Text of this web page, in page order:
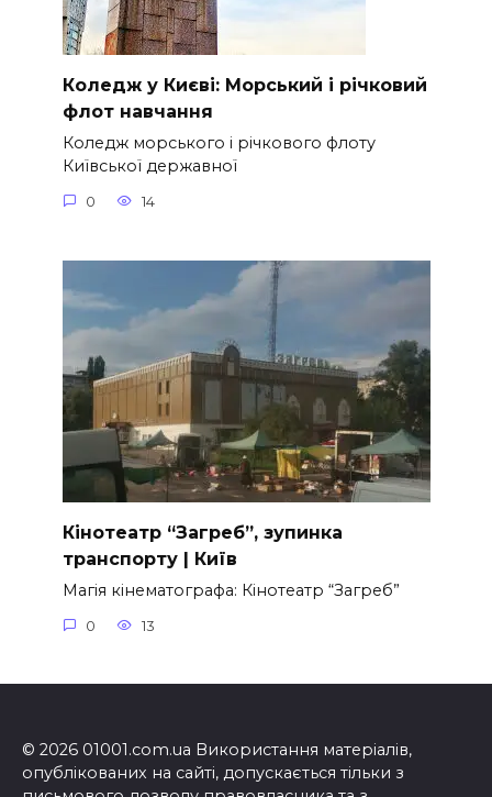
Коледж у Києві: Морський і річковий
флот навчання
Коледж морського і річкового флоту
Київської державної
0 14
Кінотеатр “Загреб”, зупинка
транспорту | Київ
Магія кінематографа: Кінотеатр “Загреб”
0 13
© 2026 01001.com.ua Використання матеріалів,
опублікованих на сайті, допускається тільки з